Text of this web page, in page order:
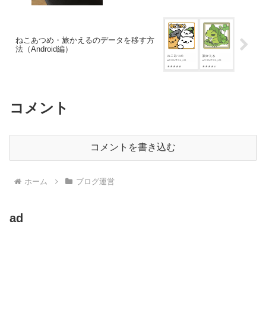
ねこあつめ・旅かえるのデータを移す方
法（Android編）
コメント
コメントを書き込む
ホーム ブログ運営
ad